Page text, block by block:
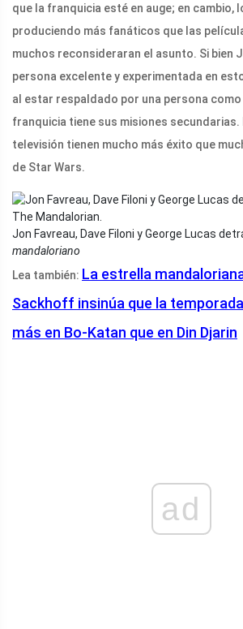
que la franquicia esté en auge; en cambio,
produciendo más fanáticos que las
muchos reconsideraran el asunto. Si bien
persona excelente y experimentada en
al estar respaldado por una persona como
franquicia tiene sus misiones
televisión tienen mucho más éxito que
de Star Wars.
Jon Favreau, Dave Filoni y George Lucas
mandaloriano
Lea también: La estrella
Sackhoff insinúa que la
más en Bo-Katan que en Din Djarin
ad